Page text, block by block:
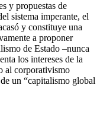
y propuestas de
sistema imperante, el
y constituye una
a proponer
de Estado –nunca
los intereses de la
al corporativismo
un “capitalismo global